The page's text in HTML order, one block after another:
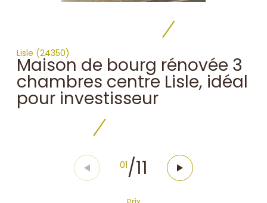
Lisle (24350)
Maison de bourg rénovée 3
chambres centre Lisle, idéal
pour investisseur
01/11